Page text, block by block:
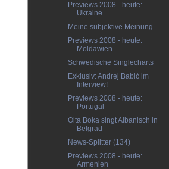
Previews 2008 - heute:
Ukraine
Meine subjektive Meinung
Previews 2008 - heute:
Moldawien
Schwedische Singlecharts
Exklusiv: Andrej Babić im
Interview!
Previews 2008 - heute:
Portugal
Olta Boka singt Albanisch in
Belgrad
News-Splitter (134)
Previews 2008 - heute:
Armenien